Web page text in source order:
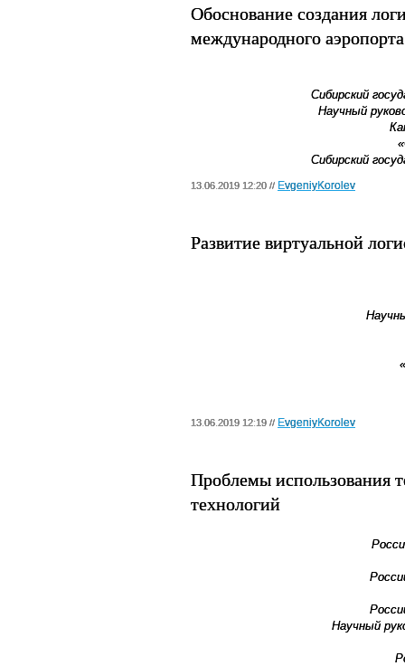
Обоснование создания
международного
Сибирский
Научный
Сибирский
13.06.2019 12:20 // EvgeniyKorolev
Развитие виртуальной
13.06.2019 12:19 // EvgeniyKorolev
Проблемы использования
технологий
Научный